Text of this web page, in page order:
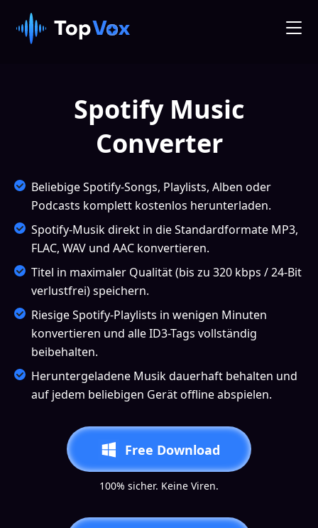
Spotify Music
Converter
Beliebige Spotify-Songs, Playlists, Alben oder
Podcasts komplett kostenlos herunterladen.
Spotify-Musik direkt in die Standardformate MP3,
FLAC, WAV und AAC konvertieren.
Titel in maximaler Qualität (bis zu 320 kbps / 24-Bit
verlustfrei) speichern.
Riesige Spotify-Playlists in wenigen Minuten
konvertieren und alle ID3-Tags vollständig
beibehalten.
Heruntergeladene Musik dauerhaft behalten und
auf jedem beliebigen Gerät offline abspielen.
Free Download
100% sicher. Keine Viren.